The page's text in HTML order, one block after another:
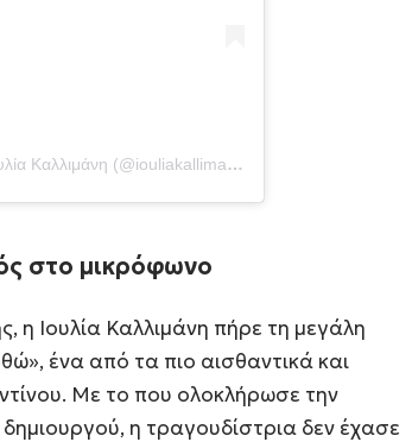
Η δημοσίευση κοινοποιήθηκε από το χρήστη Ιουλία Καλλιμάνη (@iouliakallimani_official)
στο μικρόφωνο
η Ιουλία Καλλιμάνη πήρε τη μεγάλη
ένα από τα πιο αισθαντικά και
Με το που ολοκλήρωσε την
η τραγουδίστρια δεν έχασε